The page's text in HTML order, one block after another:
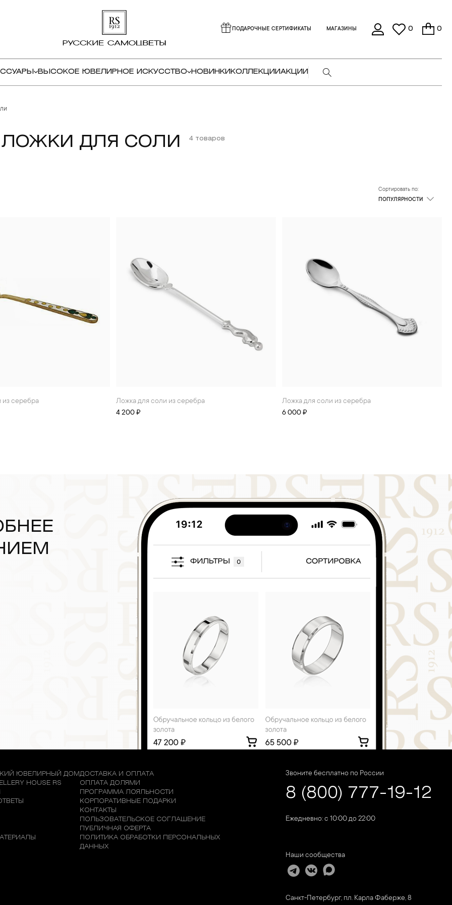
ПОДАРОЧНЫЕ СЕРТИФИКАТЫ МАГАЗИНЫ 0 0
ВЫСОКОЕ ЮВЕЛИРНОЕ ИСКУССТВО НОВИНКИ КОЛЛЕКЦИИАКЦИИ
ЛОЖКИ ДЛЯ СОЛИ 4 товаров
Сортировать по:
ПОПУЛЯРНОСТИ
из серебра
Ложка для соли из серебра
4 200 ₽
Ложка для соли из серебра
6 000 ₽
ЮВЕЛИРНЫЙ ДОМ
HOUSE RS
ДОСТАВКА И ОПЛАТА
ОПЛАТА ДОЛЯМИ
ПРОГРАММА ЛОЯЛЬНОСТИ
КОРПОРАТИВНЫЕ ПОДАРКИ
КОНТАКТЫ
ПОЛЬЗОВАТЕЛЬСКОЕ СОГЛАШЕНИЕ
ПУБЛИЧНАЯ ОФЕРТА
ПОЛИТИКА ОБРАБОТКИ ПЕРСОНАЛЬНЫХ
ДАННЫХ
Звоните бесплатно по России
8 (800) 777-19-12
Ежедневно: с 10:00 до 22:00
Наши сообщества
Санкт-Петербург, пл. Карла Фаберже, 8